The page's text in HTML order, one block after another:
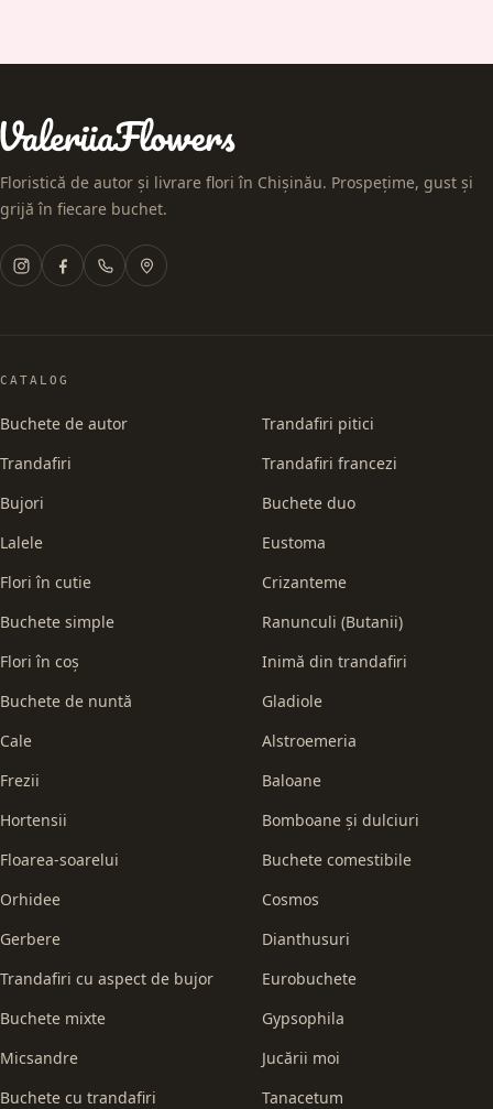
Floristică de autor și livrare flori în Chișinău. Prospețime, gust și
grijă în fiecare buchet.
CATALOG
Buchete de autor
Trandafiri
Bujori
Lalele
Flori în cutie
Buchete simple
Flori în coș
Buchete de nuntă
Cale
Frezii
Hortensii
Floarea-soarelui
Orhidee
Gerbere
Trandafiri cu aspect de bujor
Buchete mixte
Micsandre
Buchete cu trandafiri
Trandafiri pitici
Trandafiri francezi
Buchete duo
Eustoma
Crizanteme
Ranunculi (Butanii)
Inimă din trandafiri
Gladiole
Alstroemeria
Baloane
Bomboane și dulciuri
Buchete comestibile
Cosmos
Dianthusuri
Eurobuchete
Gypsophila
Jucării moi
Tanacetum